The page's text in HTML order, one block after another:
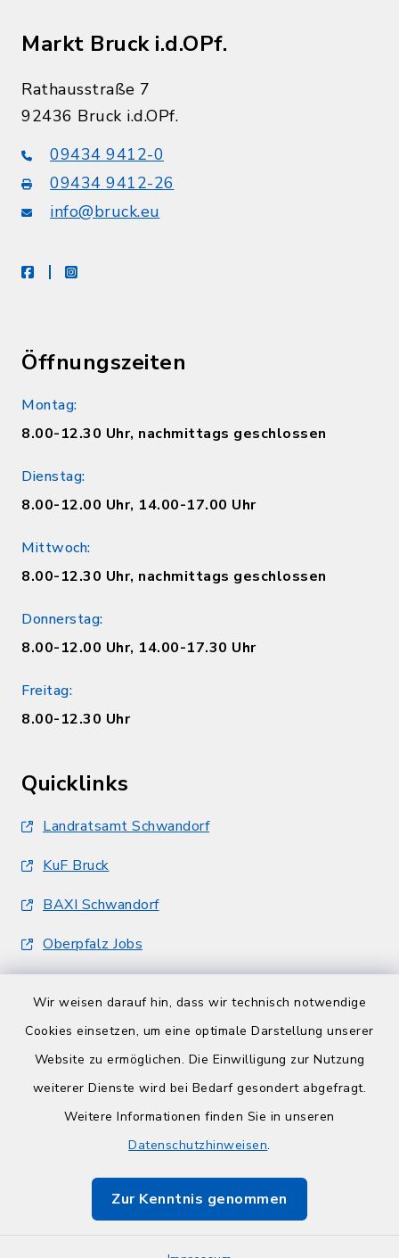
Wir weisen darauf hin, dass wir technisch notwendige
Cookies einsetzen, um eine optimale Darstellung unserer
Website zu ermöglichen. Die Einwilligung zur Nutzung
weiterer Dienste wird bei Bedarf gesondert abgefragt.
Weitere Informationen finden Sie in unseren
Datenschutzhinweisen.
Zur Kenntnis genommen
Markt Bruck i.d.OPf.
Rathausstraße 7
92436 Bruck i.d.OPf.
09434 9412-0
09434 9412-26
info@bruck.eu
facebookinstagram
Öffnungszeiten
Montag:
8.00-12.30 Uhr, nachmittags geschlossen
Dienstag:
8.00-12.00 Uhr, 14.00-17.00 Uhr
Mittwoch:
8.00-12.30 Uhr, nachmittags geschlossen
Donnerstag:
8.00-12.00 Uhr, 14.00-17.30 Uhr
Freitag:
8.00-12.30 Uhr
Quicklinks
Landratsamt Schwandorf
KuF Bruck
BAXI Schwandorf
Oberpfalz Jobs
Barrierefreiheit